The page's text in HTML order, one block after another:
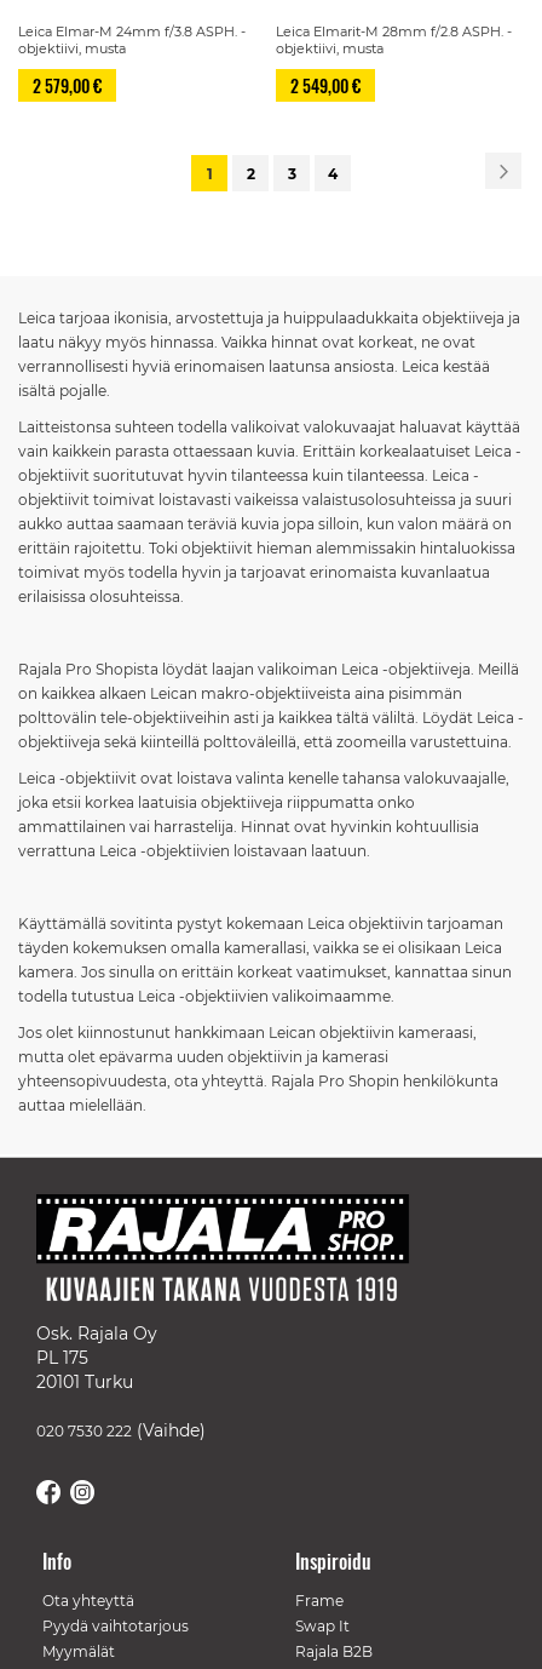
Leica Elmar-M 24mm f/3.8 ASPH. -
objektiivi, musta
2 579,00 €
Leica Elmarit-M 28mm f/2.8 ASPH. -
objektiivi, musta
2 549,00 €
Sivu
You're
1 Sivu
2 Sivu
3 Sivu
4
Leica tarjoaa ikonisia, arvostettuja ja huippulaadukkaita objektiiveja ja
laatu näkyy myös hinnassa. Vaikka hinnat ovat korkeat, ne ovat
verrannollisesti hyviä erinomaisen laatunsa ansiosta. Leica kestää
isältä pojalle.
Laitteistonsa suhteen todella valikoivat valokuvaajat haluavat käyttää
vain kaikkein parasta ottaessaan kuvia. Erittäin korkealaatuiset Leica -
objektiivit suoritutuvat hyvin tilanteessa kuin tilanteessa. Leica -
objektiivit toimivat loistavasti vaikeissa valaistusolosuhteissa ja suuri
aukko auttaa saamaan teräviä kuvia jopa silloin, kun valon määrä on
erittäin rajoitettu. Toki objektiivit hieman alemmissakin hintaluokissa
toimivat myös todella hyvin ja tarjoavat erinomaista kuvanlaatua
erilaisissa olosuhteissa.
Rajala Pro Shopista löydät laajan valikoiman Leica -objektiiveja. Meillä
on kaikkea alkaen Leican makro-objektiiveista aina pisimmän
polttovälin tele-objektiiveihin asti ja kaikkea tältä väliltä. Löydät Leica -
objektiiveja sekä kiinteillä polttoväleillä, että zoomeilla varustettuina.
Leica -objektiivit ovat loistava valinta kenelle tahansa valokuvaajalle,
joka etsii korkea laatuisia objektiiveja riippumatta onko
ammattilainen vai harrastelija. Hinnat ovat hyvinkin kohtuullisia
verrattuna Leica -objektiivien loistavaan laatuun.
Käyttämällä sovitinta pystyt kokemaan Leica objektiivin tarjoaman
täyden kokemuksen omalla kamerallasi, vaikka se ei olisikaan Leica
kamera. Jos sinulla on erittäin korkeat vaatimukset, kannattaa sinun
todella tutustua Leica -objektiivien valikoimaamme.
Jos olet kiinnostunut hankkimaan Leican objektiivin kameraasi,
mutta olet epävarma uuden objektiivin ja kamerasi
yhteensopivuudesta, ota yhteyttä. Rajala Pro Shopin henkilökunta
auttaa mielellään.
Osk. Rajala Oy
PL 175
20101 Turku
020 7530 222 (Vaihde)
Info
Ota yhteyttä
Pyydä vaihtotarjous
Myymälät
Inspiroidu
Frame
Swap It
Rajala B2B